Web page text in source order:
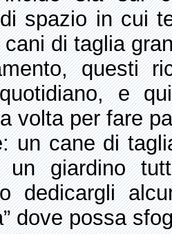
spazio in cui
di taglia
questi
e
volta per fare
un cane di
un giardino
dedicargli
dove possa